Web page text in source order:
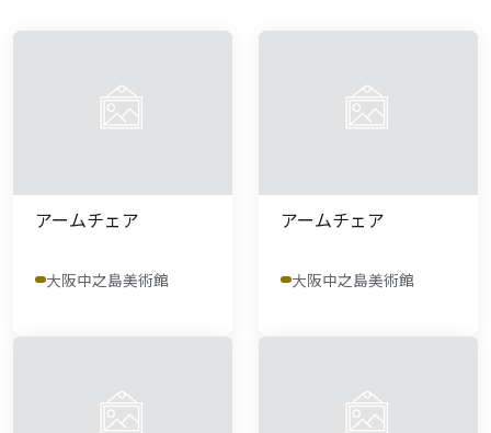
アームチェア
大阪中之島美術館
アームチェア
大阪中之島美術館